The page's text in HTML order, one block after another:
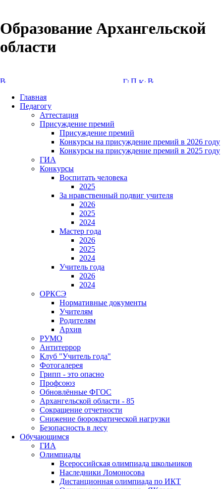
Образование Архангельской
области
Главная
Педагогу
Аттестация
Присуждение премий
Присуждение премий
Конкурсы на присуждение премий в 2026 году
Конкурсы на присуждение премий в 2025 году
ГИА
Конкурсы
Воспитать человека
2025
За нравственный подвиг учителя
2026
2025
2024
Мастер года
2026
2025
2024
Учитель года
2026
2024
ОРКСЭ
Нормативные документы
Учителям
Родителям
Архив
РУМО
Антитеррор
Клуб "Учитель года"
Фотогалерея
Грипп - это опасно
Профсоюз
Обновлённые ФГОС
Архангельской области - 85
Сокращение отчетности
Снижение бюрократической нагрузки
Безопасность в лесу
Обучающимся
ГИА
Олимпиады
Всероссийская олимпиада школьников
Наследники Ломоносова
Дистанционная олимпиада по ИКТ